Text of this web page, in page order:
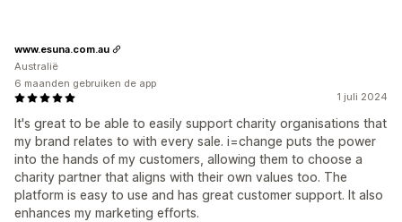
1 juli 2024
It's great to be able to easily support charity organisations that
my brand relates to with every sale. i=change puts the power
into the hands of my customers, allowing them to choose a
charity partner that aligns with their own values too. The
platform is easy to use and has great customer support. It also
enhances my marketing efforts.
www.esuna.com.au
Australië
6 maanden gebruiken de app